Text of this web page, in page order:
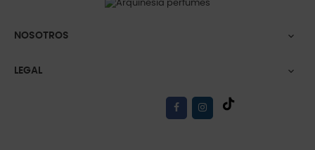
NOSOTROS 
LEGAL 